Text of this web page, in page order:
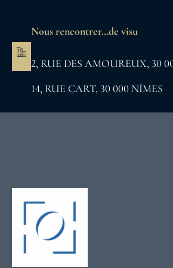
Nous rencontrer…de visu
2, RUE DES AMOUREUX, 30
14, RUE CART, 30 000 NÎMES